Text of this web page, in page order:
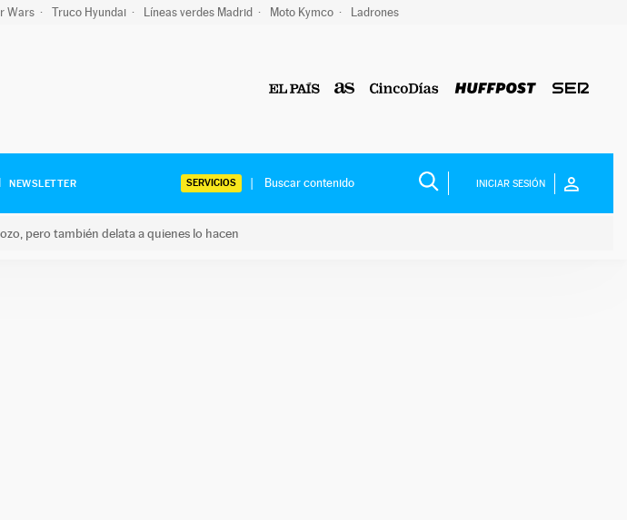
Wars Truco Hyundai Líneas verdes Madrid Moto Kymco Ladrones
NEWSLETTER SERVICIOS INICIAR SESIÓN
pero también delata a quienes lo hacen